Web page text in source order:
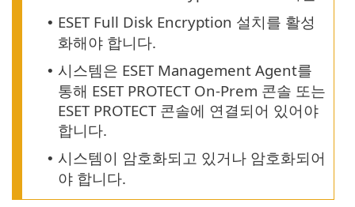
• ESET Full Disk Encryption 설치를 활성
화해야 합니다.
• 시스템은 ESET Management Agent를
통해 ESET PROTECT On-Prem 콘솔 또는
ESET PROTECT 콘솔에 연결되어 있어야
합니다.
• 시스템이 암호화되고 있거나 암호화되어
야 합니다.